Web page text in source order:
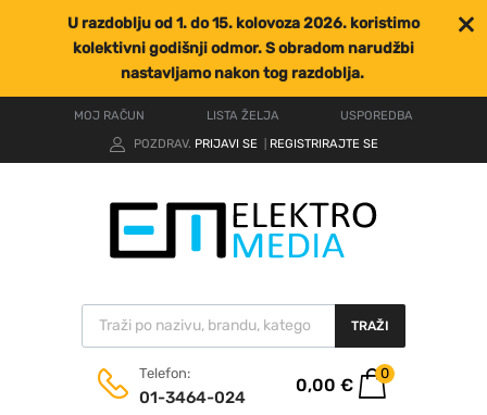
U razdoblju od 1. do 15. kolovoza 2026. koristimo
kolektivni godišnji odmor. S obradom narudžbi
nastavljamo nakon tog razdoblja.
MOJ RAČUN LISTA ŽELJA
USPOREDBA
POZDRAV. PRIJAVI SE REGISTRIRAJTE SE
TRAŽI
Telefon:
01-3464-024
0,00 €
0